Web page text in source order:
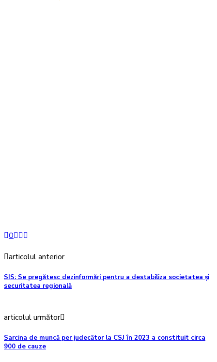
0
articolul anterior
SIS: Se pregătesc dezinformări pentru a destabiliza societatea și
securitatea regională
articolul următor
Sarcina de muncă per judecător la CSJ în 2023 a constituit circa
900 de cauze